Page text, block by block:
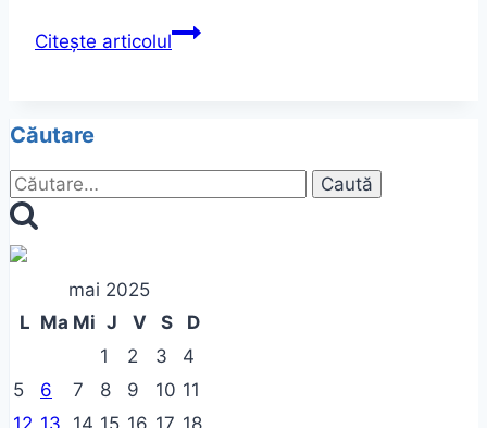
Citește articolulPublicitatea
Căutare
Caută
după:
mai 2025
L Ma Mi J V S
D
1
2 3
4
5
6 7 8 9 10 11
12 13 14 15 16 17 18